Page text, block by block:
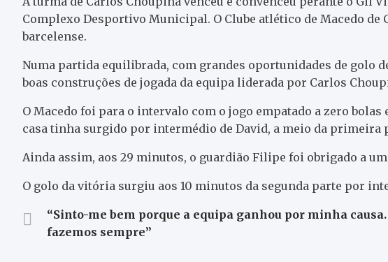
Complexo Desportivo Municipal. O Clube atlético de Macedo de
barcelense.
Numa partida equilibrada, com grandes oportunidades de golo
boas construções de jogada da equipa liderada por Carlos
O Macedo foi para o intervalo com o jogo empatado a zero
casa tinha surgido por intermédio de David, a meio da primeira
Ainda assim, aos 29 minutos, o guardião Filipe foi obrigado a
O golo da vitória surgiu aos 10 minutos da segunda parte por
“Sinto-me bem porque a equipa ganhou por minha
fazemos sempre”